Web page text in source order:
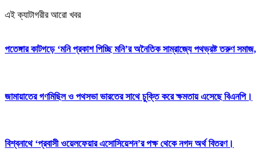
এই ক্যাটাগরীর আরো খবর
পতেঙ্গার কাটগড়ে ‘মনি প্রকাশ পিচ্ছি মনি’র অনৈতিক সাম্রাজ্যে পথভ্রষ্ট তরুণ সমাজ,
জামায়াতের গণমিছিল ও পথসভা ভারতের সাথে চুক্তি করে ক্ষমতায় এসেছে বিএনপি।
বিশ্বনাথে ‘প্রবাসী ওয়েলফেয়ার এসোসিয়েশন’র পক্ষ থেকে নগদ অর্থ বিতরণ।